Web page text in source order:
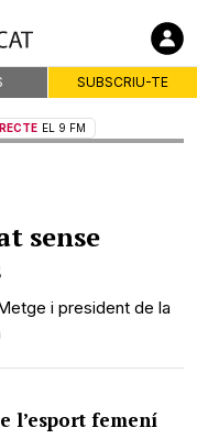
SUBSCRIU-TE
EL 9 FM
sense
i president de la
l’esport femení